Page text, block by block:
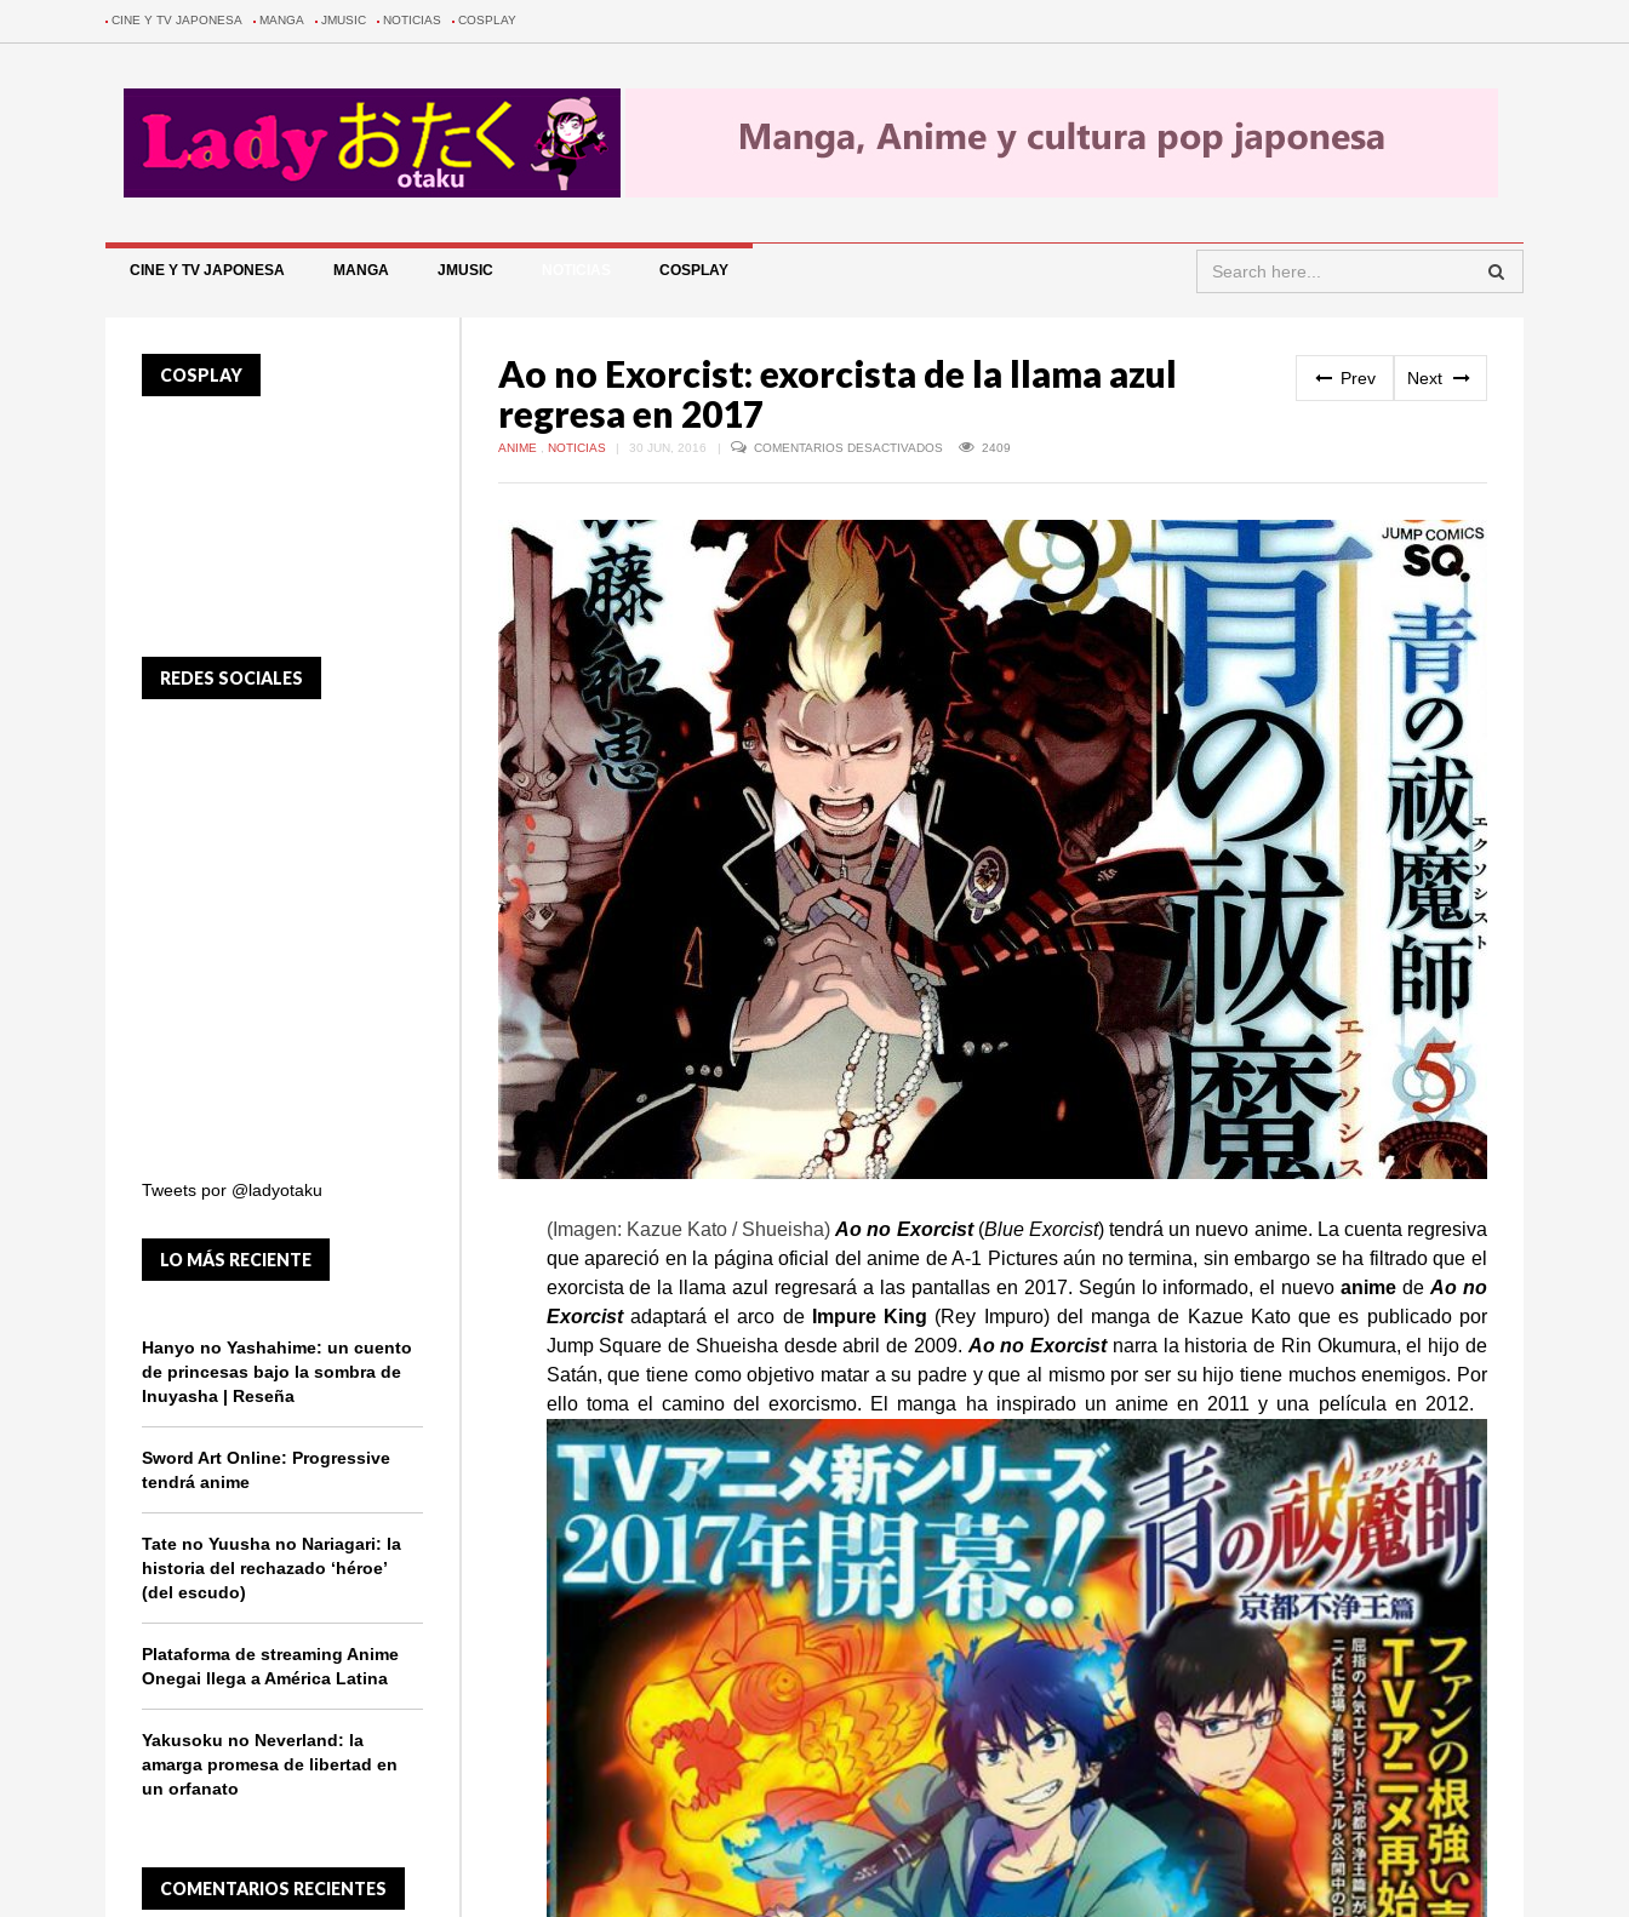
CINE Y TV JAPONESA MANGA JMUSIC NOTICIAS COSPLAY
CINE Y TV JAPONESA MANGA JMUSIC COSPLAY
Ao no Exorcist: exorcista de la llama azul
regresa en 2017
Prev Next
ANIME NOTICIAS | 30 JUN, 2016 | COMENTARIOS DESACTIVADOS
DE
LA
LLAMA
AZUL
REGRESA
EN
2017
2409
(Imagen: Kazue Kato / Shueisha)Ao no Exorcist(Blue Exorcist) tendrá un nuevo anime. La cuenta regresiva
que apareció en la página oficial del anime de A-1 Pictures aún no termina, sin embargo se ha filtrado que el
exorcista de la llama azul regresará a las pantallas en 2017. Según lo informado, el nuevoanime deAo no
Exorcistadaptará el arco de Impure King (Rey Impuro) del manga de Kazue Kato que es publicado por
Jump Square de Shueisha desde abril de 2009. Ao no Exorcistnarra la historia de Rin Okumura, el hijo de
Satán, que tiene como objetivo matar a su padre y que al mismo por ser su hijo tiene muchos enemigos. Por
ello toma el camino del exorcismo. El manga ha inspirado un anime en 2011 y una película en 2012.
COSPLAY
REDES SOCIALES
Tweets por @ladyotaku
LO MÁS RECIENTE
Hanyo no Yashahime: un cuento
de princesas bajo la sombra de
Inuyasha | Reseña
Sword Art Online: Progressive
tendrá anime
Tate no Yuusha no Nariagari: la
historia del rechazado ‘héroe’
(del escudo)
Plataforma de streaming Anime
Onegai llega a América Latina
Yakusoku no Neverland: la
amarga promesa de libertad en
un orfanato
COMENTARIOS RECIENTES